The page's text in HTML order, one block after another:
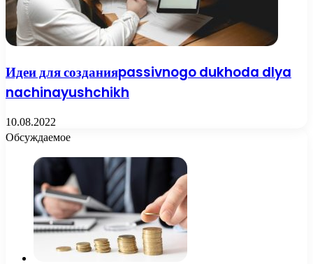
Идеи для созданияpassivnogo dukhoda dlya
nachinayushchikh
10.08.2022
Обсуждаемое